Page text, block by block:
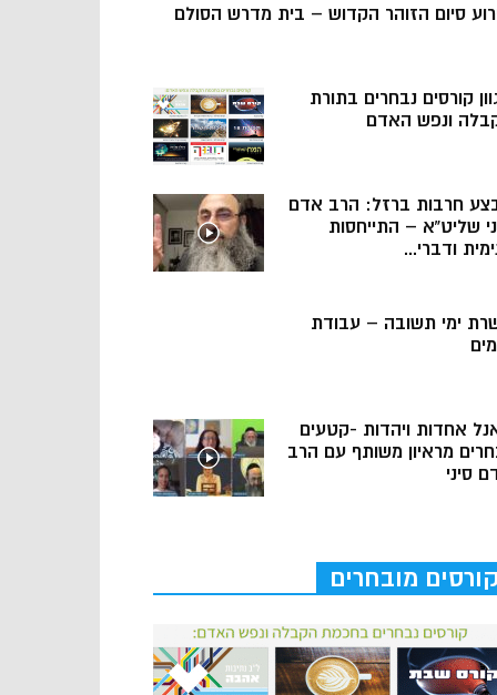
סיום הזוהר הקדוש – בית מדרש הסולם
קורסים נבחרים בתורת
ונפש האדם
חרבות ברזל: הרב אדם
שליט”א – התייחסות
ודברי...
ימי תשובה – עבודת
אחדות ויהדות -קטעים
מראיון משותף עם הרב
סיני
קורסים מובחרים